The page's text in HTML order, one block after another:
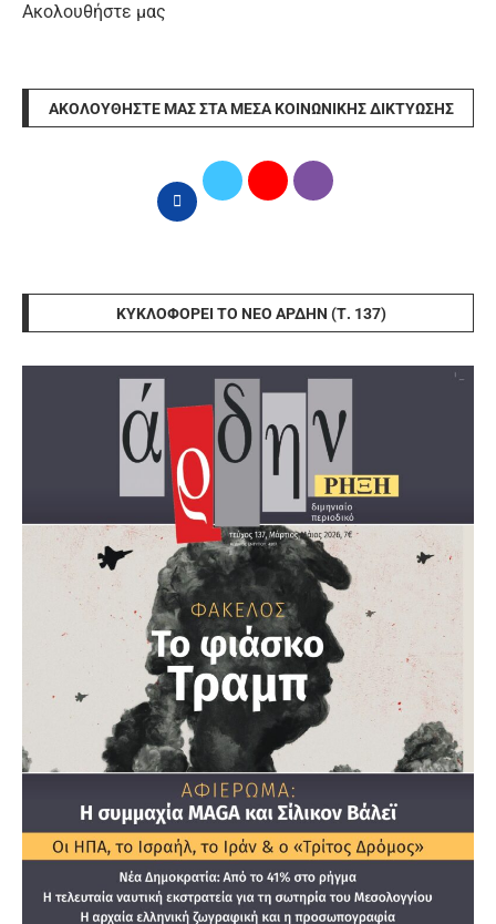
Ακολουθήστε μας
ΑΚΟΛΟΥΘΉΣΤΕ ΜΑΣ ΣΤΑ ΜΈΣΑ ΚΟΙΝΩΝΙΚΉΣ ΔΙΚΤΎΩΣΗΣ
ΚΥΚΛΟΦΟΡΕΊ ΤΟ ΝΈΟ ΆΡΔΗΝ (Τ. 137)